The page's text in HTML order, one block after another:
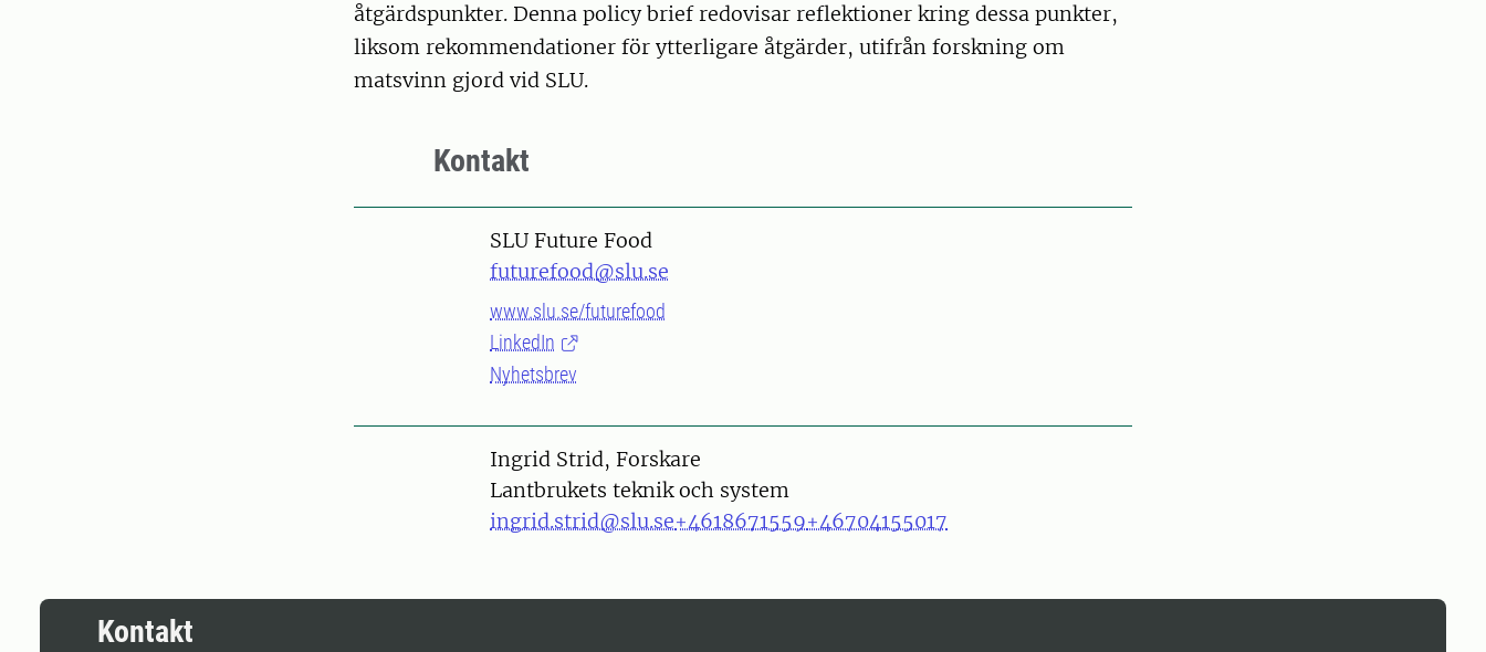
åtgärdspunkter. Denna policy brief redovisar reflektioner kring dessa punkter,
liksom rekommendationer för ytterligare åtgärder, utifrån forskning om
matsvinn gjord vid SLU.
Kontakt
SLU Future Food
futurefood@slu.se
www.slu.se/futurefood
LinkedIn
Nyhetsbrev
PersonIngrid Strid, Forskare
Lantbrukets teknik och system
ingrid.strid@slu.se+4618671559+46704155017
Kontakt